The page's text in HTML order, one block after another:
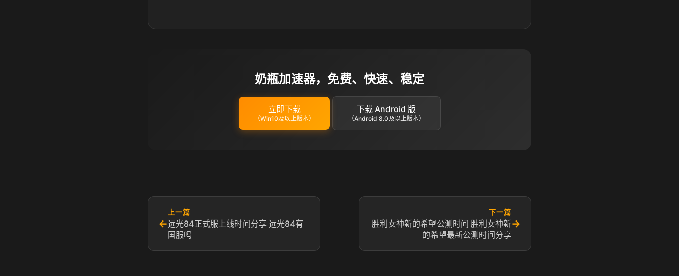
奶瓶加速器，免费、快速、稳定
立即下载
（Win10及以上版本）
下载 Android 版
（Android 8.0及以上版本）
←
上一篇
远光84正式服上线时间分享 远光84有
国服吗
下一篇
胜利女神新的希望公测时间 胜利女神新
的希望最新公测时间分享
→